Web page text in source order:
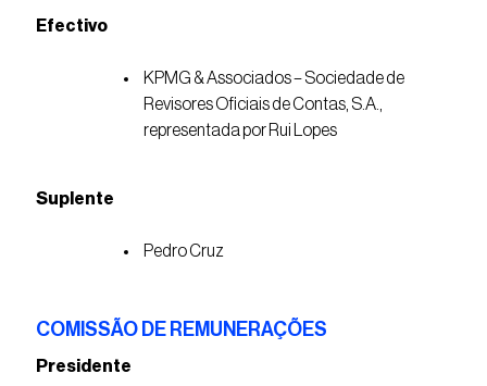
Efectivo
KPMG & Associados – Sociedade de
Revisores Oficiais de Contas, S.A.,
representada por Rui Lopes
Suplente
Pedro Cruz
COMISSÃO DE REMUNERAÇÕES
Presidente